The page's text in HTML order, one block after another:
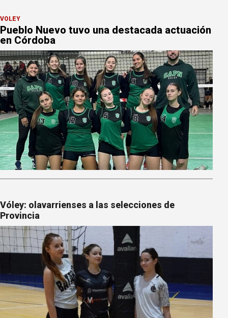
VÓLEY
Pueblo Nuevo tuvo una destacada actuación
en Córdoba
Vóley: olavarrienses a las selecciones de
Provincia